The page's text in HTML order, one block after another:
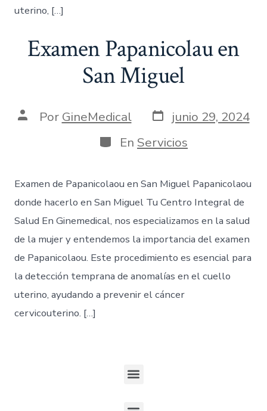
uterino, […]
Examen Papanicolau en
San Miguel
Por GineMedical
junio 29, 2024
En Servicios
Examen de Papanicolaou en San Miguel Papanicolaou
donde hacerlo en San Miguel Tu Centro Integral de
Salud En Ginemedical, nos especializamos en la salud
de la mujer y entendemos la importancia del examen
de Papanicolaou. Este procedimiento es esencial para
la detección temprana de anomalías en el cuello
uterino, ayudando a prevenir el cáncer
cervicouterino. […]